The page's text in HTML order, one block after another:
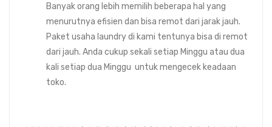
Banyak orang lebih memilih beberapa hal yang
menurutnya efisien dan bisa remot dari jarak jauh.
Paket usaha laundry di kami tentunya bisa di remot
dari jauh. Anda cukup sekali setiap Minggu atau dua
kali setiap dua Minggu untuk mengecek keadaan
toko.